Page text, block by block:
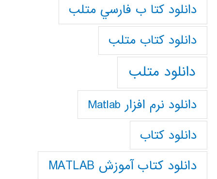
دانلود كتا ب فارسي متلب
دانلود كتاب متلب
دانلود متلب
دانلود نرم افزار Matlab
دانلود کتاب
دانلود کتاب آموزش MATLAB